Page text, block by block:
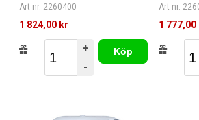
Art nr. 2260400
1 824,00 kr
+
-
Köp
Art nr.
1 777,00